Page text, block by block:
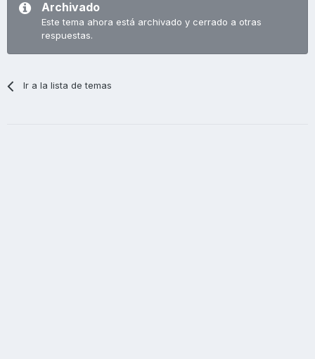
Archivado
Este tema ahora está archivado y cerrado a otras
respuestas.
Ir a la lista de temas